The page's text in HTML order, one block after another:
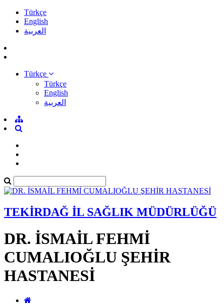
Türkçe
English
العربية
Türkçe
Türkçe
English
العربية
TEKİRDAĞ İL SAĞLIK MÜDÜRLÜĞÜ
DR. İSMAİL FEHMİ
CUMALIOĞLU ŞEHİR
HASTANESİ